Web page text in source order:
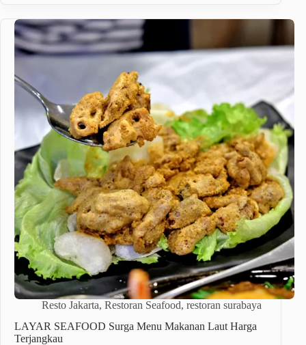
Resto Jakarta, Restoran Seafood, restoran surabaya
LAYAR SEAFOOD Surga Menu Makanan Laut Harga
Terjangkau